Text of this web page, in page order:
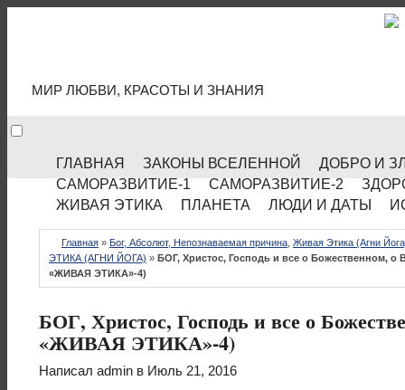
МИР ЛЮБВИ, КРАСОТЫ И ЗНАНИЯ
ГЛАВНАЯ ЗАКОНЫ ВСЕЛЕННОЙ
ДОБРО И
САМОРАЗВИТИЕ-1
САМОРАЗВИТИЕ-2
ЖИВАЯ ЭТИКА
ПЛАНЕТА ЛЮДИ И ДАТЫ
Главная » Бог, Абсолют, Непознаваемая причина Живая Этика (Агни
ЭТИКА (АГНИ ЙОГА) » БОГ, Христос, Господь и все о Божественном, о
«ЖИВАЯ ЭТИКА»-4)
БОГ, Христос, Господь и все о
«ЖИВАЯ ЭТИКА»-4)
Написал admin в Июль 21, 2016